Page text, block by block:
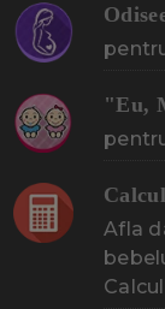
"Eu,
Afla